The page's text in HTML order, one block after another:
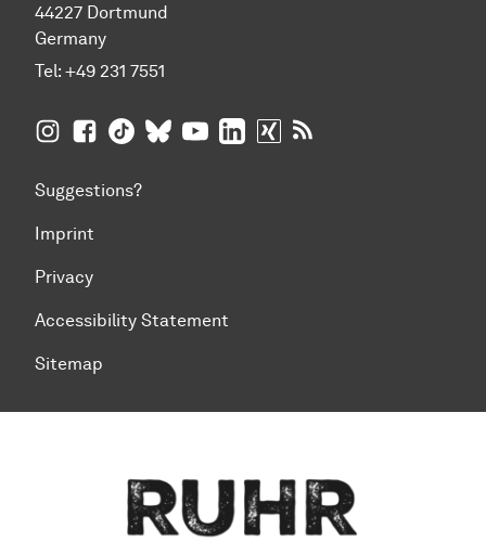
44227 Dortmund
Germany
Tel: +49 231 7551
TU Dortmund University on Instagram
TU Dortmund University on Facebook
TU Dortmund University on TikTok
TU Dortmund University on BlueSky
TU Dortmund University on
TU Dortmund University on
TU Dortmund University
Suggestions?
Imprint
Privacy
Accessibility Statement
Sitemap